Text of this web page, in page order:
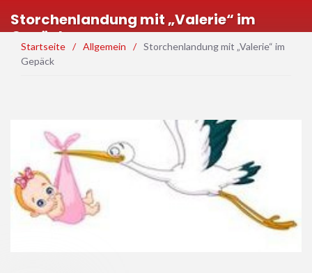
Storchenlandung mit „Valerie“ im
Gepäck
Startseite / Allgemein / Storchenlandung mit „Valerie“ im
Gepäck